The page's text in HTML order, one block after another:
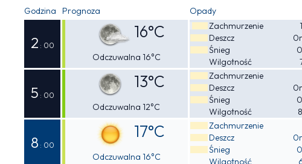
Godzina Prognoza Opady
2 : 00
16°C
Odczuwalna 16°C
Zachmurzenie
Deszcz
Śnieg
Wilgotność
5 : 00
13°C
Odczuwalna 12°C
Zachmurzenie
Deszcz
Śnieg
Wilgotność
8 : 00
17°C
Odczuwalna 16°C
Zachmurzenie
Deszcz
Śnieg
Wilgotność